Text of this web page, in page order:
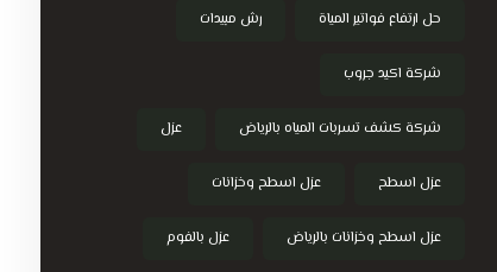
حل ارتفاع فواتير المياة رش مبيدات
شركة اكيد جروب
شركة كشف تسربات المياه بالرياض عزل
عزل اسطح عزل اسطح وخزانات
عزل اسطح وخزانات بالرياض عزل بالفوم